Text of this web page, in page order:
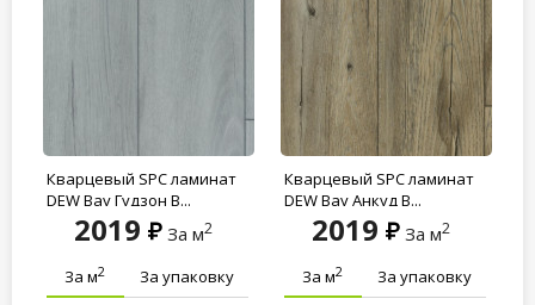
Кварцевый SPC ламинат
DEW Bay Гудзон B...
2019 За м2
За м2 За упаковку
Кварцевый SPC ламинат
DEW Bay Анкуд B...
2019 За м2
За м2 За упаковку